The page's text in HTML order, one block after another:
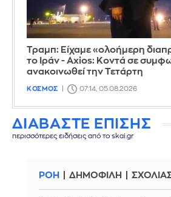
Τραμπ: Είχαμε «ολοήμερη
το Ιράν - Axios: Κοντά σε
ανακοινωθεί την Τετάρτη
ΚΟΣΜΟΣ 07:14, 05.08.2026
ΔΙΑΒΑΣΤΕ ΕΠΙΣΗΣ
περισσότερες ειδήσεις από το skai.gr
ΡΟΗ ΔΗΜΟΦΙΛΗ